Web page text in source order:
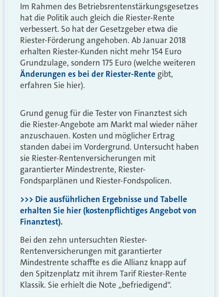
Im Rahmen des Betriebsrentenstärkungsgesetzes
hat die Politik auch gleich die Riester-Rente
verbessert. So hat der Gesetzgeber etwa die
Riester-Förderung angehoben. Ab Januar 2018
erhalten Riester-Kunden nicht mehr 154 Euro
Grundzulage, sondern 175 Euro (welche weiteren
Änderungen es bei der Riester-Rente gibt,
erfahren Sie hier).
Grund genug für die Tester von Finanztest sich
die Riester-Angebote am Markt mal wieder näher
anzuschauen. Kosten und möglicher Ertrag
standen dabei im Vordergrund. Untersucht haben
sie Riester-Rentenversicherungen mit
garantierter Mindestrente, Riester-
Fondsparplänen und Riester-Fondspolicen.
>>> Die ausführlichen Ergebnisse und Tabelle
erhalten Sie hier (kostenpflichtiges Angebot von
Finanztest).
Bei den zehn untersuchten Riester-
Rentenversicherungen mit garantierter
Mindestrente schaffte es die Allianz knapp auf
den Spitzenplatz mit ihrem Tarif Riester-Rente
Klassik. Sie erhielt die Note „befriedigend“.